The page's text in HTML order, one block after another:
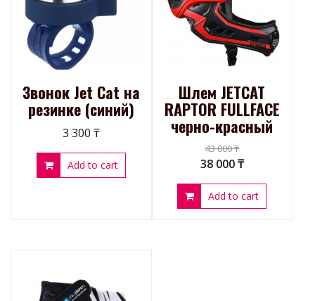
Звонок Jet Cat на
резинке (синий)
3 300 ₸
Add to cart
Шлем JETCAT
RAPTOR FULLFACE
черно-красный
43 000₸
38 000₸
Add to cart